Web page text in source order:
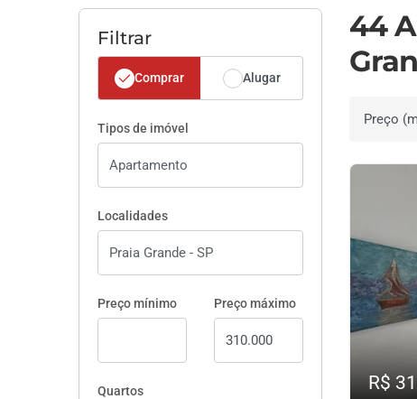
Filtrar
Comprar Alugar
Tipos de imóvel
Localidades
Preço mínimo Preço máximo
Quartos
44
Ordenar
R$